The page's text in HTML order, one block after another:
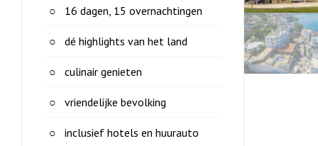
16 dagen, 15 overnachtingen
dé highlights van het land
culinair genieten
vriendelijke bevolking
inclusief hotels en huurauto